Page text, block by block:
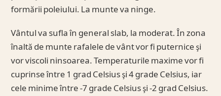
formării poleiului. La munte va ninge.
Vântul va sufla în general slab, la moderat. În zona
înaltă de munte rafalele de vânt vor fi puternice şi
vor viscoli ninsoarea. Temperaturile maxime vor fi
cuprinse între 1 grad Celsius şi 4 grade Celsius, iar
cele minime între -7 grade Celsius şi -2 grad Celsius.